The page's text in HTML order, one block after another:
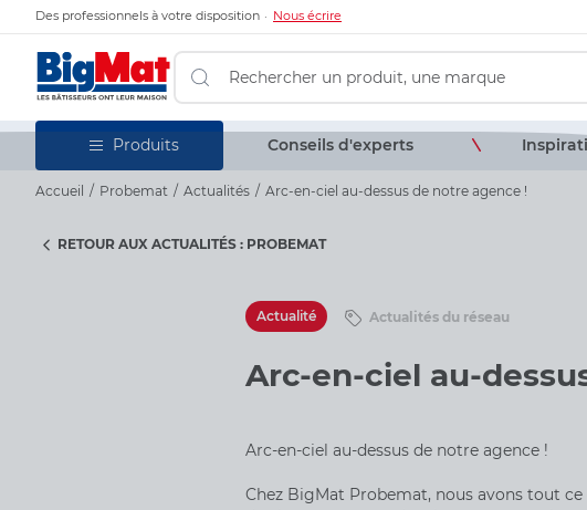
Des professionnels à votre disposition Nous écrire
Produits Conseils d'experts
Accueil Probemat Actualités Arc-en-ciel au-dessus de notre agence !
RETOUR AUX ACTUALITÉS : PROBEMAT
Actualité Actualités du réseau
Arc-en-ciel au-
Arc-en-ciel au-dessus de notre agence !
Chez BigMat Probemat, nous avons tout